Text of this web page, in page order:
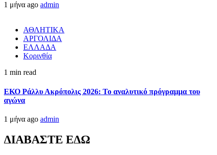
1 μήνα ago admin
ΑΘΛΗΤΙΚΑ
ΑΡΓΟΛΙΔΑ
ΕΛΛΑΔΑ
Κορινθία
1 min read
ΕΚΟ Ράλλυ Ακρόπολις 2026: Το αναλυτικό πρόγραμμα του
αγώνα
1 μήνα ago admin
ΔΙΑΒΑΣΤΕ ΕΔΩ